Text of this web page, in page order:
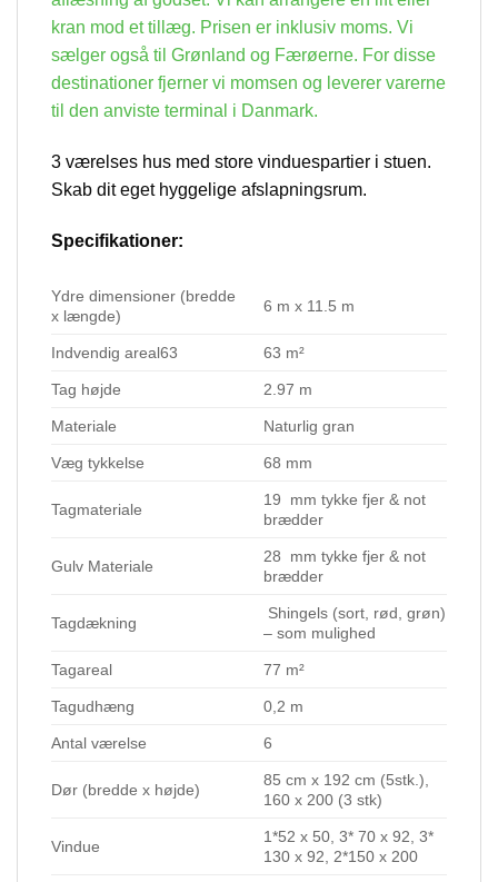
kran mod et tillæg. Prisen er inklusiv moms. Vi
sælger også til Grønland og Færøerne. For disse
destinationer fjerner vi momsen og leverer varerne
til den anviste terminal i Danmark.
3 værelses hus med store vinduespartier i stuen.
Skab dit eget hyggelige afslapningsrum.
Specifikationer:
Ydre dimensioner (bredde
x længde)
6 m x 11.5 m
Indvendig areal63 63 m²
Tag højde 2.97 m
Materiale Naturlig gran
Væg tykkelse 68 mm
Tagmateriale
19 mm tykke fjer & not
brædder
Gulv Materiale
28 mm tykke fjer & not
brædder
Tagdækning
Shingels (sort, rød, grøn)
– som mulighed
Tagareal 77 m²
Tagudhæng 0,2 m
Antal værelse 6
Dør (bredde x højde)
85 cm x 192 cm (5stk.),
160 x 200 (3 stk)
Vindue
1*52 x 50, 3* 70 x 92, 3*
130 x 92, 2*150 x 200